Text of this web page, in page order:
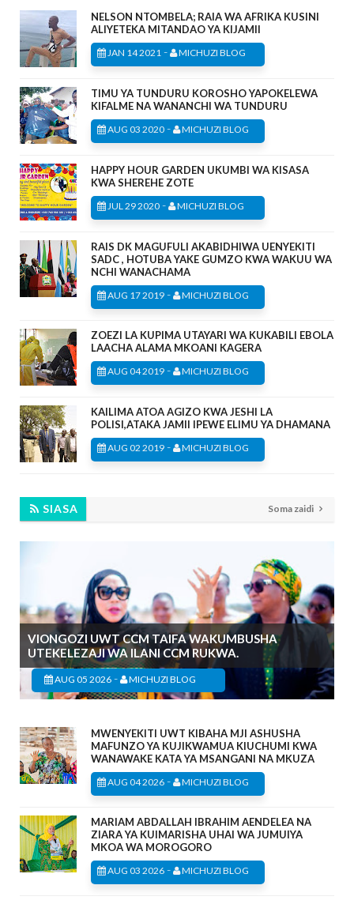
NELSON NTOMBELA; RAIA WA AFRIKA KUSINI
ALIYETEKA MITANDAO YA KIJAMII
JAN 14 2021 - MICHUZI BLOG
TIMU YA TUNDURU KOROSHO YAPOKELEWA
KIFALME NA WANANCHI WA TUNDURU
AUG 03 2020 - MICHUZI BLOG
HAPPY HOUR GARDEN UKUMBI WA KISASA
KWA SHEREHE ZOTE
JUL 29 2020 - MICHUZI BLOG
RAIS DK MAGUFULI AKABIDHIWA UENYEKITI
SADC , HOTUBA YAKE GUMZO KWA WAKUU WA
NCHI WANACHAMA
AUG 17 2019 - MICHUZI BLOG
ZOEZI LA KUPIMA UTAYARI WA KUKABILI EBOLA
LAACHA ALAMA MKOANI KAGERA
AUG 04 2019 - MICHUZI BLOG
KAILIMA ATOA AGIZO KWA JESHI LA
POLISI,ATAKA JAMII IPEWE ELIMU YA DHAMANA
AUG 02 2019 - MICHUZI BLOG
SIASA Soma zaidi
VIONGOZI UWT CCM TAIFA WAKUMBUSHA
UTEKELEZAJI WA ILANI CCM RUKWA.
AUG 05 2026 - MICHUZI BLOG
MWENYEKITI UWT KIBAHA MJI ASHUSHA
MAFUNZO YA KUJIKWAMUA KIUCHUMI KWA
WANAWAKE KATA YA MSANGANI NA MKUZA
AUG 04 2026 - MICHUZI BLOG
MARIAM ABDALLAH IBRAHIM AENDELEA NA
ZIARA YA KUIMARISHA UHAI WA JUMUIYA
MKOA WA MOROGORO
AUG 03 2026 - MICHUZI BLOG